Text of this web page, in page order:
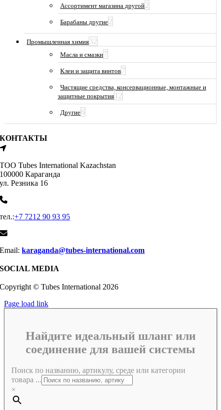
Ассортимент магазина другой2
Барабаны другие2
Промышленная химия32
Масла и смазки7
Клеи и защита винтов7
Чистящие средства, консервационные, монтажные и
защитные покрытия 12
Другие6
КОНТАКТЫ
ТОО Tubes International Kazachstan
100000 Караганда
ул. Резника 16
тел.:+7 7212 90 93 95
Email:karaganda@tubes-international.com
SOCIAL MEDIA
Copyright © Tubes International 2026
Page load link
Найдите идеальный шланг или
соединение для вашей системы
Поиск по названию, артикулу, среде или категории
товара ...
×